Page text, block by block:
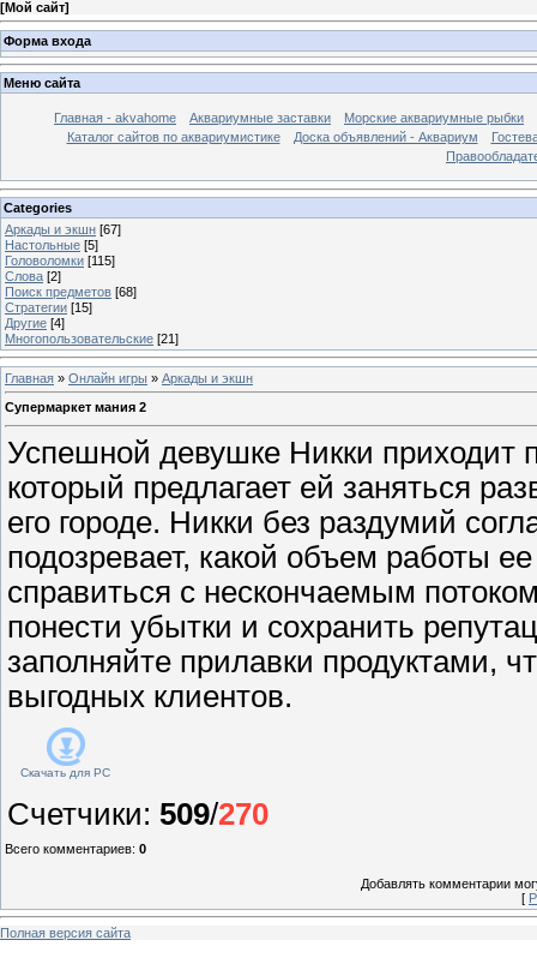
[Мой сайт]
Форма входа
Меню сайта
Главная - akvahome Аквариумные заставки
Морские аквариумные рыбки
Каталог сайтов по аквариумистике
Доска объявлений - Аквариум
Categories
Аркады и экшн [67]
Настольные [5]
Головоломки [115]
Слова [2]
Поиск предметов [68]
Стратегии [15]
Другие [4]
Многопользовательские [21]
Главная » Онлайн игры » Аркады и экшн
Супермаркет мания 2
Успешной девушке Никки приходит
который предлагает ей заняться
его городе. Никки без раздумий
подозревает, какой объем работы
справиться с нескончаемым
понести убытки и сохранить
заполняйте прилавки продуктами,
выгодных клиентов.
Скачать для PC
Счетчики: 509/270
Всего комментариев: 0
Добавлять комментарии
[
Полная версия сайта